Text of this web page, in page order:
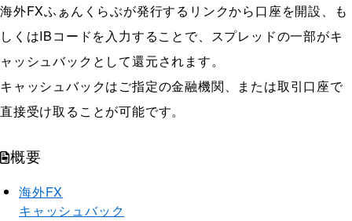
海外FXふぁんくらぶが発行するリンクから口座を開設、も
しくはIBコードを入力することで、スプレッドの一部がキ
ャッシュバックとして還元されます。
キャッシュバックはご指定の金融機関、または取引口座で
直接受け取ることが可能です。
概要
海外FX
キャッシュバック